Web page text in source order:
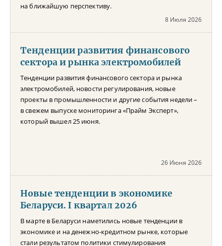
на ближайшую перспективу.
8 Июля 2026
Тенденции развития финансового
сектора и рынка электромобилей
Тенденции развития финансового сектора и рынка
электромобилей, новости регулирования, новые
проекты в промышленности и другие события недели –
в свежем выпуске мониторинга «Прайм Эксперт»,
который вышел 25 июня.
26 Июня 2026
Новые тенденции в экономике
Беларуси. I квартал 2026
В марте в Беларуси наметились новые тенденции в
экономике и на денежно-кредитном рынке, которые
стали результатом политики стимулирования